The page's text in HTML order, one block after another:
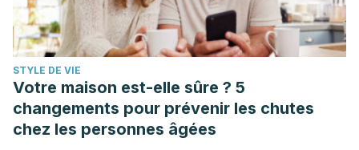
a base de Citrus limonium (limón), Cucumis sativus
(pepino), Zingiber officinale (kion) y Mentha piperita (hojas
de menta) en rattus rattus var. Albinus.
Coronado Mayta, R. (2019). Elaboración de Una Bebida
con Extracto de Zanahoria (Daucus Carota) Combinado
con Zumo de Mandarina (Citrus Reticulata) y Naranja Agria
(Citrus Aurantium) y Evaluación de su Capacidad
STYLE DE VIE
Votre maison est-elle sûre ? 5
changements pour prévenir les chutes
chez les personnes âgées